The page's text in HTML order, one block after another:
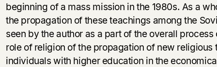
beginning of a mass mission in the 1980s. As a
the propagation of these teachings among the
seen by the author as a part of the overall
role of religion of the propagation of new religious
individuals with higher education in the